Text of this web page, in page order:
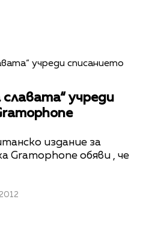
славата“ учреди
издание за
Gramophone обяви , че